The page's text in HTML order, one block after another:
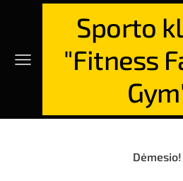
Sporto
"Fitness
Dėmesio!